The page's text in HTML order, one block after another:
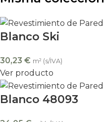
Blanco Ski
30,23 € m² (s/IVA)
Ver producto
Blanco 48093